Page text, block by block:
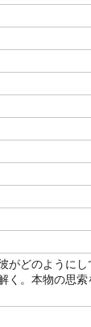
がどのようにし
く。本物の思索